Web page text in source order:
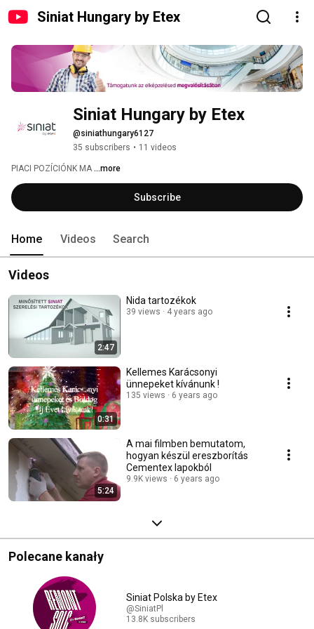
Siniat Hungary by Etex
Siniat Hungary by Etex
@siniathungary6127
35 subscribers • 11 videos
PIACI POZÍCIÓNK MA ...more
Subscribe
Home Videos Search
Videos
2:47
Nida tartozékok
39 views 4 years ago
0:31
Kellemes Karácsonyi
ünnepeket kívánunk !
135 views 6 years ago
5:24
A mai filmben bemutatom,
hogyan készül ereszborítás
Cementex lapokból
9.9K views 6 years ago
Polecane kanały
Siniat Polska by Etex
@SiniatPl
13.8K subscribers